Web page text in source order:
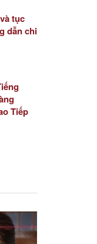
tục
dẫn chi
Tiếp